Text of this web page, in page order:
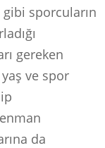
sporcuların
gereken
ve spor
da